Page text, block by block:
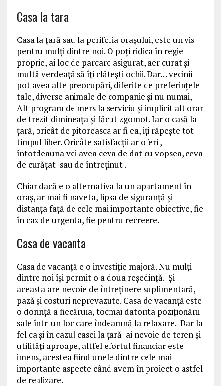
Casa la tara
Casa la ţară sau la periferia orașului, este un vis
pentru mulţi dintre noi. O poți ridica în regie
proprie, ai loc de parcare asigurat, aer curat și
multă verdeață să îți clătești ochii. Dar… vecinii
pot avea alte preocupări, diferite de preferinţele
tale, diverse animale de companie și nu numai,
Alt program de mers la serviciu și implicit alt orar
de trezit dimineața și făcut zgomot. Iar o casă la
ţară, oricât de pitoreasca ar fi ea, iți răpește tot
timpul liber. Oricâte satisfacții ar oferi ,
întotdeauna vei avea ceva de dat cu vopsea, ceva
de curățat sau de întreținut .
Chiar dacă e o alternativa la un apartament în
oraș, ar mai fi naveta, lipsa de siguranță și
distanţa faţă de cele mai importante obiective, fie
în caz de urgenta, fie pentru recreere.
Casa de vacanta
Casa de vacanţă e o investiție majoră. Nu mulţi
dintre noi își permit o a doua reședință. Şi
aceasta are nevoie de întreținere suplimentară,
pază și costuri neprevazute. Casa de vacanţă este
o dorință a fiecăruia, tocmai datorita poziționării
sale într-un loc care îndeamnă la relaxare. Dar la
fel ca și în cazul casei la ţară ai nevoie de teren și
utilități aproape, altfel efortul financiar este
imens, acestea fiind unele dintre cele mai
importante aspecte când avem în proiect o astfel
de realizare.